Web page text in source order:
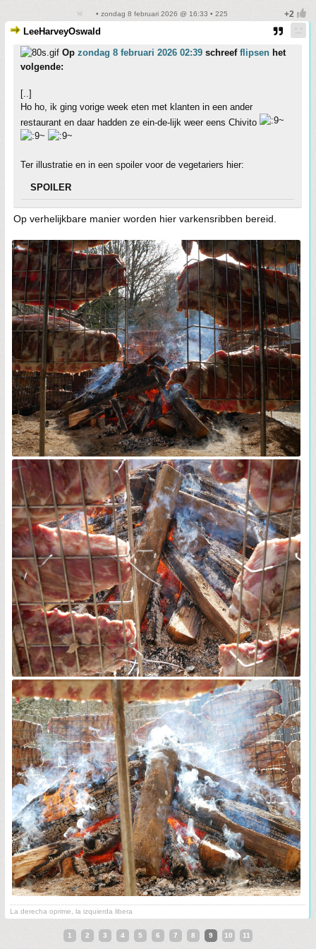
• zondag 8 februari 2026 @ 16:33 • 225
LeeHarveyOswald
Op zondag 8 februari 2026 02:39 schreef flipsen het
volgende:
[..]
Ho ho, ik ging vorige week eten met klanten in een ander
restaurant en daar hadden ze ein-de-lijk weer eens Chivito
Ter illustratie en in een spoiler voor de vegetariers hier:
SPOILER
Op verhelijkbare manier worden hier varkensribben bereid.
La derecha oprime, la izquierda libera
1 2 3 4 5 6 7 8 9 10 11